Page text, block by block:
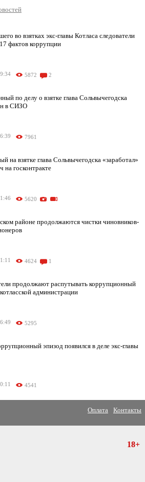
во взятках экс-главы Котласа следователи
фактов коррупции
5872 2
по делу о взятке глава Сольвычегодска
в СИЗО
7961
на взятке глава Сольвычегодска «заработал»
на госконтракте
5620
районе продолжаются чистки чиновников-
4624 1
продолжают распутывать коррупционный
администрации
5295
эпизод появился в деле экс-главы
4541
Оплата Контакты
18+